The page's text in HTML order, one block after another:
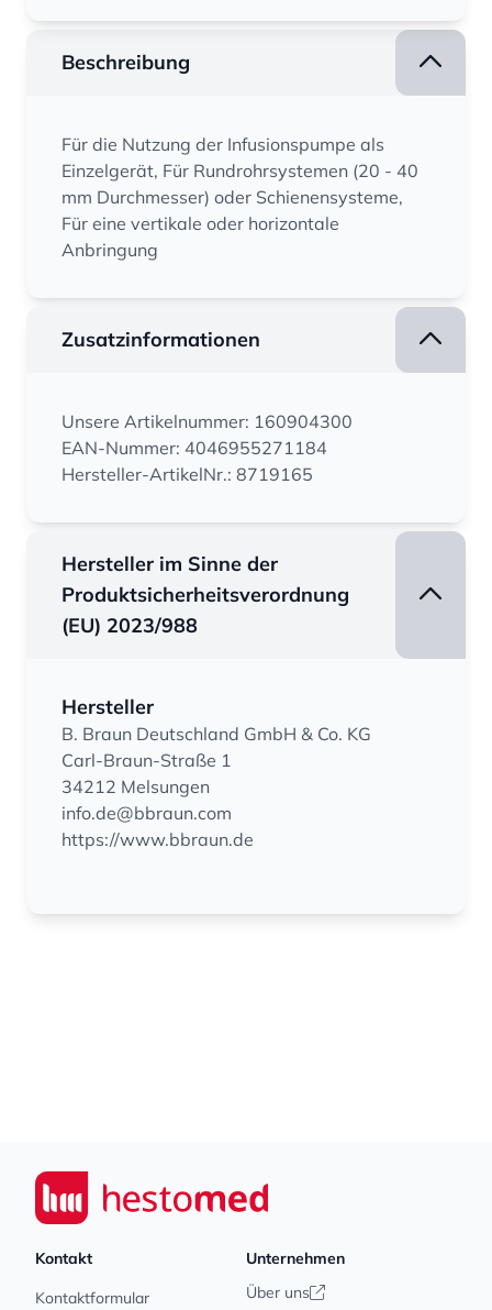
Beschreibung
Für die Nutzung der Infusionspumpe als
Einzelgerät, Für Rundrohrsystemen (20 - 40
mm Durchmesser) oder Schienensysteme,
Für eine vertikale oder horizontale
Anbringung
Zusatzinformationen
Unsere Artikelnummer: 160904300
EAN-Nummer: 4046955271184
Hersteller-ArtikelNr.: 8719165
Hersteller im Sinne der
Produktsicherheitsverordnung
(EU) 2023/988
Hersteller
B. Braun Deutschland GmbH & Co. KG
Carl-Braun-Straße 1
34212 Melsungen
info.de@bbraun.com
https://www.bbraun.de
Seiwert GmbH
Kontakt
Kontaktformular
Unternehmen
Über uns